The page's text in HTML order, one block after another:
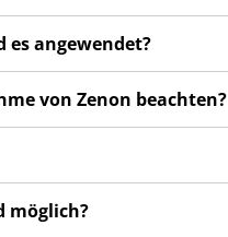
es angewendet?
von Zenon beachten?
möglich?